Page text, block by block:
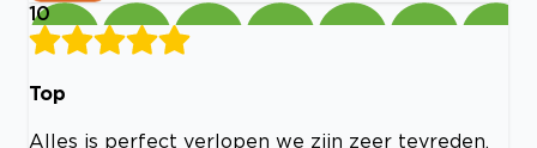
10
Top
Alles is perfect verlopen we zijn zeer tevreden.